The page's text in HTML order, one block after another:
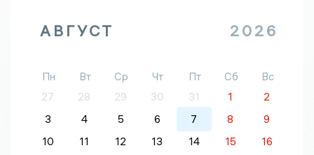
АВГУСТ 2026
Пн Вт Ср Чт Пт Сб
Вс
27
28 29 30 31 1
2
3
4 5 6 7 8
9
10
11 12 13 14 15
16